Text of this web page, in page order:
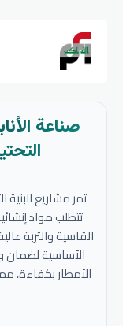
صناعة
تمر مشاريع
تتطلب مواد
القاسية والتربة
الأساسية لضمان
الأمطار بكفاءة،